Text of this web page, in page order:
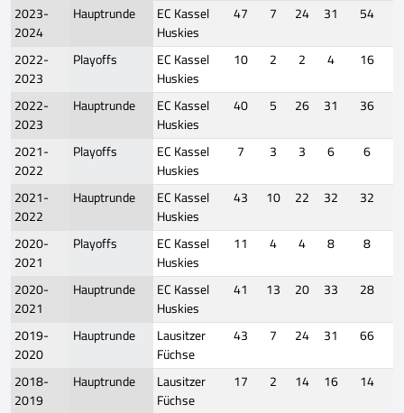
2023-
2024
Hauptrunde
EC Kassel
Huskies
47 7 24 31 54
2022-
2023
Playoffs
EC Kassel
Huskies
10 2 2 4
16
2022-
2023
Hauptrunde
EC Kassel
Huskies
40 5 26 31 36
2021-
2022
Playoffs
EC Kassel
Huskies
7 3 3 6
6
2021-
2022
Hauptrunde
EC Kassel
Huskies
43 10 22 32 32
2020-
2021
Playoffs
EC Kassel
Huskies
11 4 4 8
8
2020-
2021
Hauptrunde
EC Kassel
Huskies
41 13 20 33 28
2019-
2020
Hauptrunde
Lausitzer
Füchse
43 7 24 31
66
2018-
2019
Hauptrunde
Lausitzer
Füchse
17 2 14 16
14